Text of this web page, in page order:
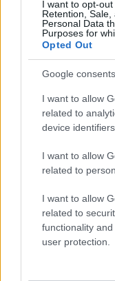
I want to opt-out
Retention,
Personal Data
Purposes for
Opted Out
Google consents
I want to allow
related to
device
I want to allow
related to
I want to allow
related to
functionality
user protection.